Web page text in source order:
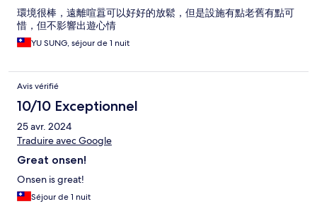
環境很棒，遠離喧囂可以好好的放鬆，但是設施有點老舊有點可
惜，但不影響出遊心情
YU SUNG, séjour de 1 nuit
Avis vérifié
10/10 Exceptionnel
25 avr. 2024
Traduire avec Google
Great onsen!
Onsen is great!
Séjour de 1 nuit